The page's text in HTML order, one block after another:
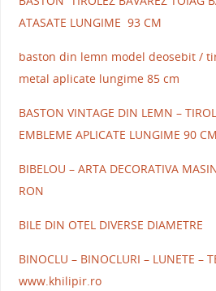
ATASATE LUNGIME 93 CM
baston din lemn model deosebit /
metal aplicate lungime 85 cm
BASTON VINTAGE DIN LEMN –
EMBLEME APLICATE LUNGIME 90 CM
BIBELOU – ARTA DECORATIVA
RON
BILE DIN OTEL DIVERSE DIAMETRE
BINOCLU – BINOCLURI – LUNETE –
www.khilipir.ro